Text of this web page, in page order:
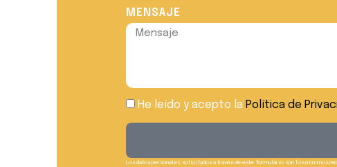
MENSAJE
He leído y acepto la Política de
Los datos personales solicitados a través de este formulario son los mínimos